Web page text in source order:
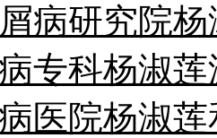
病研究院
专科杨淑莲
医院杨淑莲